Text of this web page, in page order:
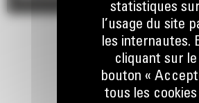
statistiques sur
l’usage du site
les internautes.
cliquant sur le
bouton «
tous les cookies